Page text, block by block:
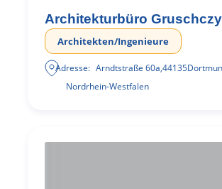
Architekturbüro
Architekten/Ingenieure
Adresse: Arndtstraße 60a,44135
Nordrhein-Westfalen